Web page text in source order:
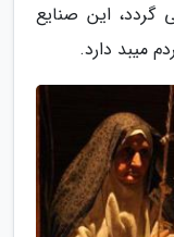
گردد، این صنایع
میبد دارد.